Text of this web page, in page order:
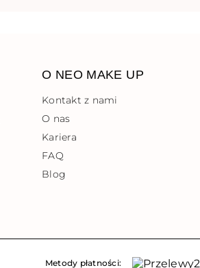
O NEO MAKE UP
Kontakt z nami
O nas
Kariera
FAQ
Blog
Metody płatności: